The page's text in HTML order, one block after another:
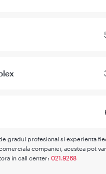
gradul profesional si experienta
companiei, acestea pot
in call center: 021.9268